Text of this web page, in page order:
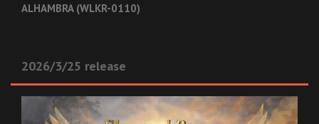
ALHAMBRA (WLKR-0110)
2026/3/25 release